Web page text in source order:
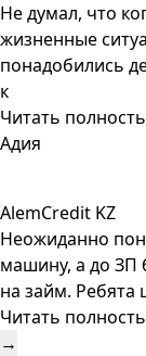
Не думал, что
жизненные
понадобились
к
Читать
Адия
AlemCredit KZ
Неожиданно
машину, а до ЗП
на займ.
Читать
→